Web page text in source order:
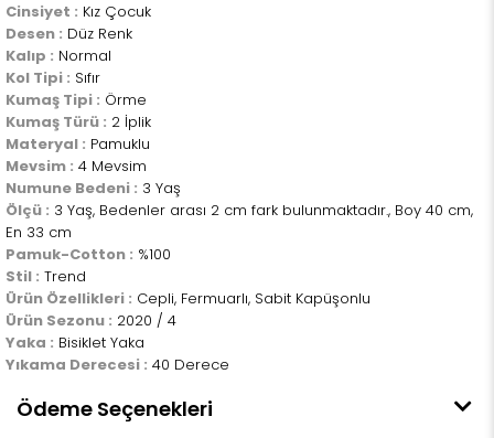
Cinsiyet : Kız Çocuk
Desen : Düz Renk
Kalıp : Normal
Kol Tipi : Sıfır
Kumaş Tipi : Örme
Kumaş Türü : 2 İplik
Materyal : Pamuklu
Mevsim : 4 Mevsim
Numune Bedeni : 3 Yaş
Ölçü : 3 Yaş, Bedenler arası 2 cm fark bulunmaktadır., Boy 40 cm,
En 33 cm
Pamuk-Cotton : %100
Stil : Trend
Ürün Özellikleri : Cepli, Fermuarlı, Sabit Kapüşonlu
Ürün Sezonu : 2020 / 4
Yaka : Bisiklet Yaka
Yıkama Derecesi : 40 Derece
Ödeme Seçenekleri